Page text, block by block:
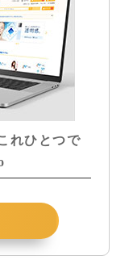
れひとつで